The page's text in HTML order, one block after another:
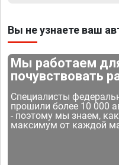
Вы не узнаете ваш
Мы работаем
почувствовать
Специалисты
прошили более 10 000
- поэтому мы знаем,
максимум от каждой